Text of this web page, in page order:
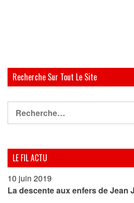
Recherche Sur Tout Le Site
LE FIL ACTU
10 juin 2019
La descente aux enfers de Jean